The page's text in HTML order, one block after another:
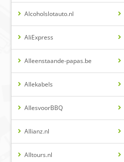
Alcoholslotauto.nl
AliExpress
Alleenstaande-papas.be
Allekabels
AllesvoorBBQ
Allianz.nl
Alltours.nl